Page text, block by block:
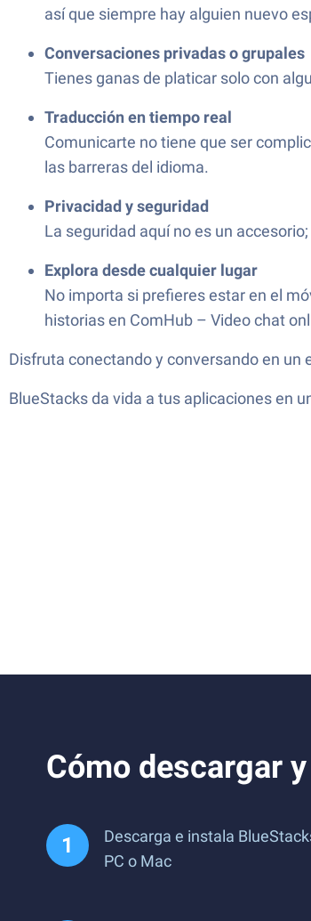
así que siempre hay alguien nuevo
Conversaciones privadas o grupales
Tienes ganas de platicar solo con
Traducción en tiempo real
Comunicarte no tiene que ser
las barreras del idioma.
Privacidad y seguridad
La seguridad aquí no es un
Explora desde cualquier lugar
No importa si prefieres estar en el
historias en ComHub – Video chat
Disfruta conectando y conversando en un
BlueStacks da vida a tus aplicaciones en
Cómo descargar
Descarga e instala
PC o Mac